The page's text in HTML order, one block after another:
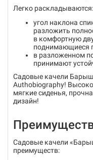
Легко раскладываются:
угол наклона
разложить
в комфортную
поднимающиеся
в разложенном
принимают
Садовые качели
Authobiography!
мягкие сиденья,
дизайн!
Садовые качели
преимуществ: